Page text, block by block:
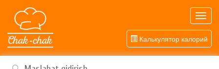
Калькулятор калорий